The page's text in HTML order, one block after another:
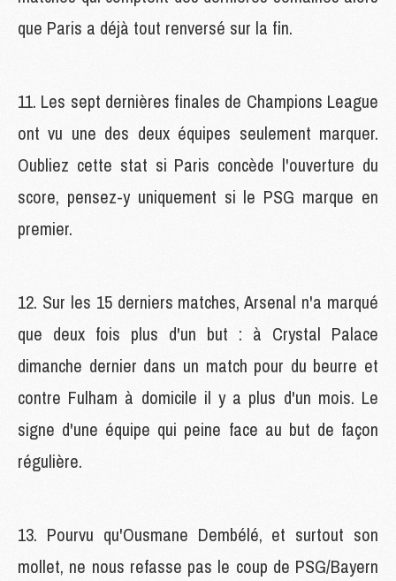
que Paris a déjà tout renversé sur la fin.
11. Les sept dernières finales de Champions League
ont vu une des deux équipes seulement marquer.
Oubliez cette stat si Paris concède l'ouverture du
score, pensez-y uniquement si le PSG marque en
premier.
12. Sur les 15 derniers matches, Arsenal n'a marqué
que deux fois plus d'un but : à Crystal Palace
dimanche dernier dans un match pour du beurre et
contre Fulham à domicile il y a plus d'un mois. Le
signe d'une équipe qui peine face au but de façon
régulière.
13. Pourvu qu'Ousmane Dembélé, et surtout son
mollet, ne nous refasse pas le coup de PSG/Bayern